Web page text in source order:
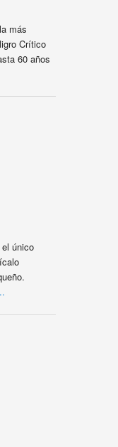
más
Crítico
60 años
único